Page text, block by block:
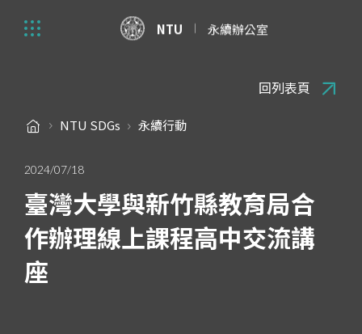
NTU 永續辦公室
NTU SDGs 永續行動
回列表頁
2024/07/18
臺灣大學與新竹縣教育局合
作辦理線上課程高中交流講
座